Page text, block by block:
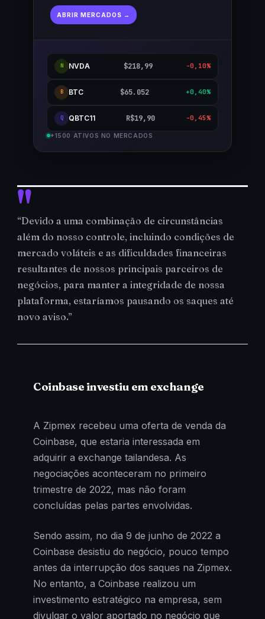
ABRIR MERCADOS →
N NVDA $218,99 -0,10%
B BTC $65.052 +0,40%
Q QBTC11 R$19,90 -0,45%
+1500 ATIVOS NO MERCADOS
“Devido a uma combinação de circunstâncias
além do nosso controle, incluindo condições de
mercado voláteis e as dificuldades financeiras
resultantes de nossos principais parceiros de
negócios, para manter a integridade de nossa
plataforma, estaríamos pausando os saques até
novo aviso.”
Coinbase investiu em exchange
A Zipmex recebeu uma oferta de venda da
Coinbase, que estaria interessada em
adquirir a exchange tailandesa. As
negociações aconteceram no primeiro
trimestre de 2022, mas não foram
concluídas pelas partes envolvidas.
Sendo assim, no dia 9 de junho de 2022 a
Coinbase desistiu do negócio, pouco tempo
antes da interrupção dos saques na Zipmex.
No entanto, a Coinbase realizou um
investimento estratégico na empresa, sem
divulgar o valor aportado no negócio que